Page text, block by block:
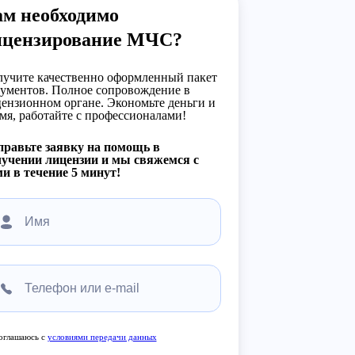
необходимо
МЧС?
качественно оформленный пакет
Полное сопровождение в
органе. Экономьте деньги и
работайте с профессионалами!
заявку на помощь в
лицензии и мы свяжемся с
в течение 5 минут!
с условиями передачи данных